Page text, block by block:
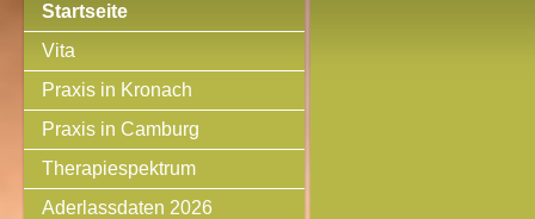
Startseite
Vita
Praxis in Kronach
Praxis in Camburg
Therapiespektrum
Aderlassdaten 2026